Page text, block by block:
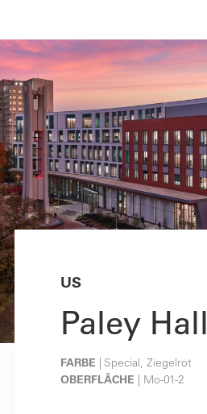
US
Paley Hall
FARBE | Special, Ziegelrot
OBERFLÄCHE | Mo-01-2